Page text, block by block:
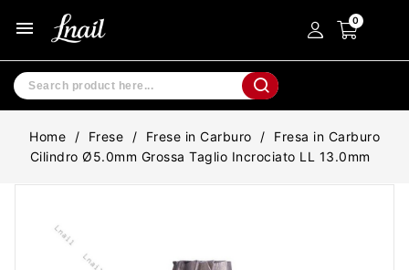
menu
Home Frese Frese in Carburo
Fresa in Carburo
Cilindro Ø5.0mm Grossa Taglio Incrociato LL 13.0mm